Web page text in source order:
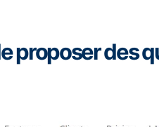
proposer des